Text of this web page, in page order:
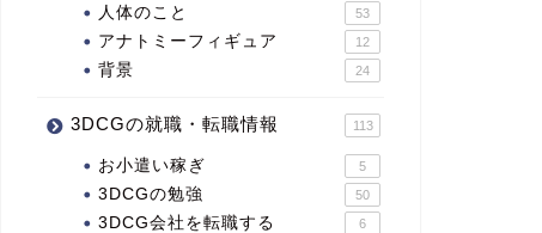
人体のこと 53
アナトミーフィギュア 12
背景 24
3DCGの就職・転職情報 113
お小遣い稼ぎ 5
3DCGの勉強 50
3DCG会社を転職する 6